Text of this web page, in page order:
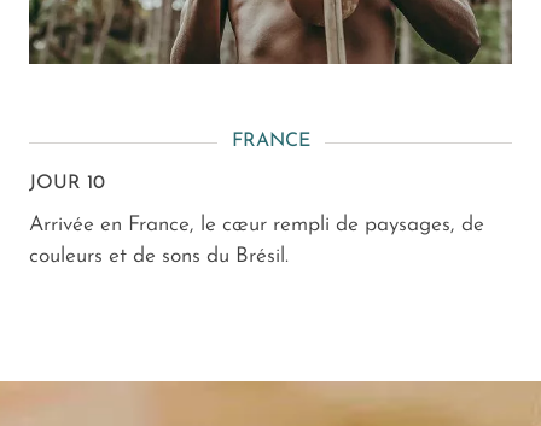
FRANCE
JOUR 10
Arrivée en France, le cœur rempli de paysages, de
couleurs et de sons du Brésil.